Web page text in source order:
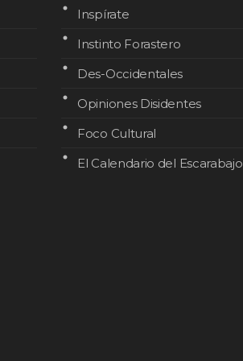
Inspírate
Instinto Forastero
Des-Occidentales
Opiniones Disidentes
Foco Cultural
El Calendario del Escarabajo